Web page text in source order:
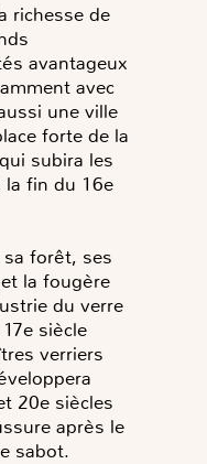
richesse de
avantageux
avec
une ville
forte de la
subira les
la fin du 16e
sa forêt, ses
la fougère
du verre
siècle
verriers
20e siècles
après le
sabot.